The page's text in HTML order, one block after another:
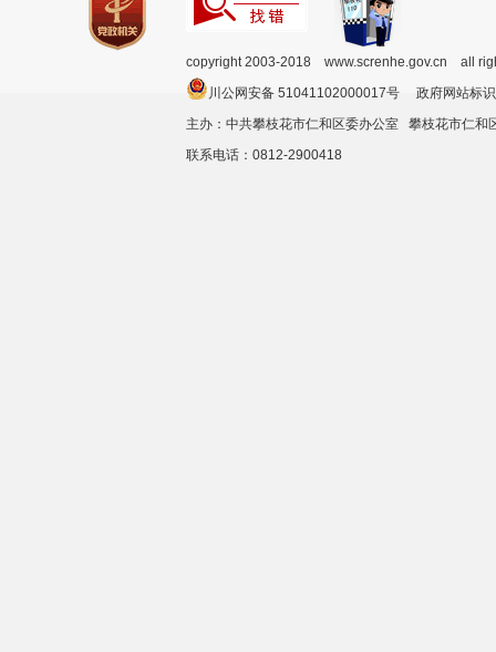
copyright 2003-2018 www.screnhe.gov.cn all
川公网安备 51041102000017号 政府网站
主办：中共攀枝花市仁和区委办公室 攀枝花市仁
联系电话：0812-2900418